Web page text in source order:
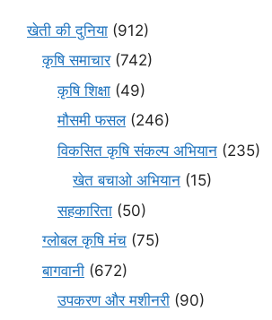
खेती की दुनिया (912)
कृषि समाचार(742)
कृषि शिक्षा (49)
मौसमी फसल(246)
विकसित कृषि संकल्प अभियान (235)
खेत बचाओ अभियान (15)
सहकारिता (50)
ग्लोबल कृषि मंच (75)
बागवानी (672)
उपकरण और मशीनरी (90)